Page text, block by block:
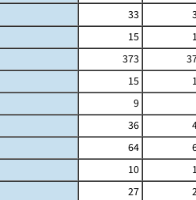
33
15
373
15
9
36
64
10
27